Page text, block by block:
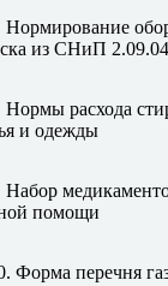
из СНиП
расхода
и одежды
медикаментов
помощи
перечня